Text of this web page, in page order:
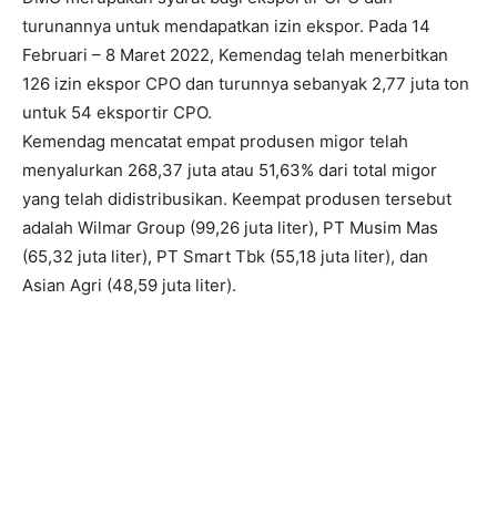
turunannya untuk mendapatkan izin ekspor. Pada 14
Februari – 8 Maret 2022, Kemendag telah menerbitkan
126 izin ekspor CPO dan turunnya sebanyak 2,77 juta ton
untuk 54 eksportir CPO.
Kemendag mencatat empat produsen migor telah
menyalurkan 268,37 juta atau 51,63% dari total migor
yang telah didistribusikan. Keempat produsen tersebut
adalah Wilmar Group (99,26 juta liter), PT Musim Mas
(65,32 juta liter), PT Smart Tbk (55,18 juta liter), dan
Asian Agri (48,59 juta liter).